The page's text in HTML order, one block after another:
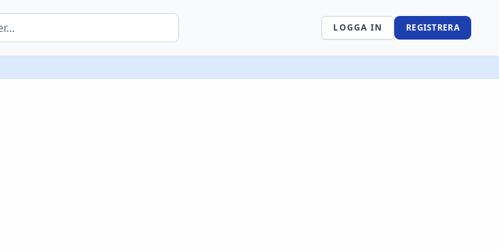
LOGGA IN REGISTRERA